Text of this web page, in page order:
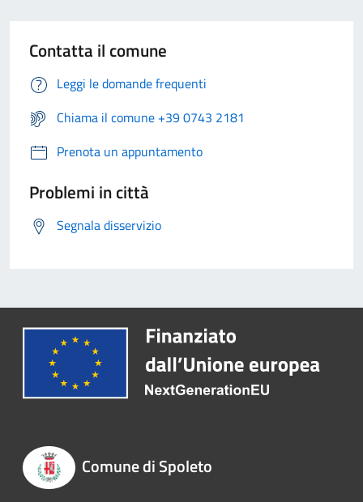
Contatta il comune
Leggi le domande frequenti
Chiama il comune +39 0743 2181
Prenota un appuntamento
Problemi in città
Segnala disservizio
Comune di Spoleto